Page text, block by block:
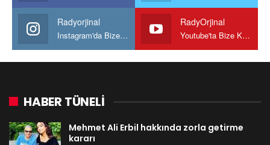
Radyorjinal
Instagram'da Bize katılın
RadyOrjinal
Youtube'ta Bize Katılın
HABER TÜNELİ
Mehmet Ali Erbil hakkında zorla getirme
kararı